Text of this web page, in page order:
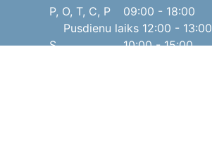
P, O, T, C, P
09:00 - 18:00
Pusdienu laiks 12:00 - 13:00
S
10:00 - 15:00